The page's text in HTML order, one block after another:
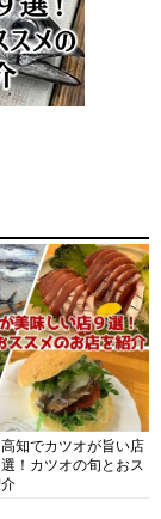
高知でカツオが旨い店
！カツオの旬とおス